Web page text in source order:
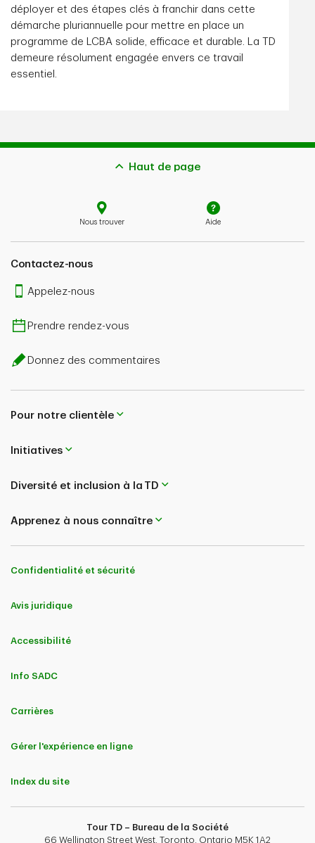
déployer et des étapes clés à franchir dans cette
démarche pluriannuelle pour mettre en place un
programme de LCBA solide, efficace et durable. La TD
demeure résolument engagée envers ce travail
essentiel.
Haut de page
Nous trouver Aide
Contactez-nous
Appelez-nous
Prendre rendez-vous
Donnez des commentaires
Pour notre clientèle
Initiatives
Diversité et inclusion à la TD
Apprenez à nous connaître
Confidentialité et sécurité
Avis juridique
Accessibilité
Info SADC
Carrières
Gérer l'expérience en ligne
Index du site
Tour TD – Bureau de la Société
66 Wellington Street West, Toronto, Ontario M5K 1A2